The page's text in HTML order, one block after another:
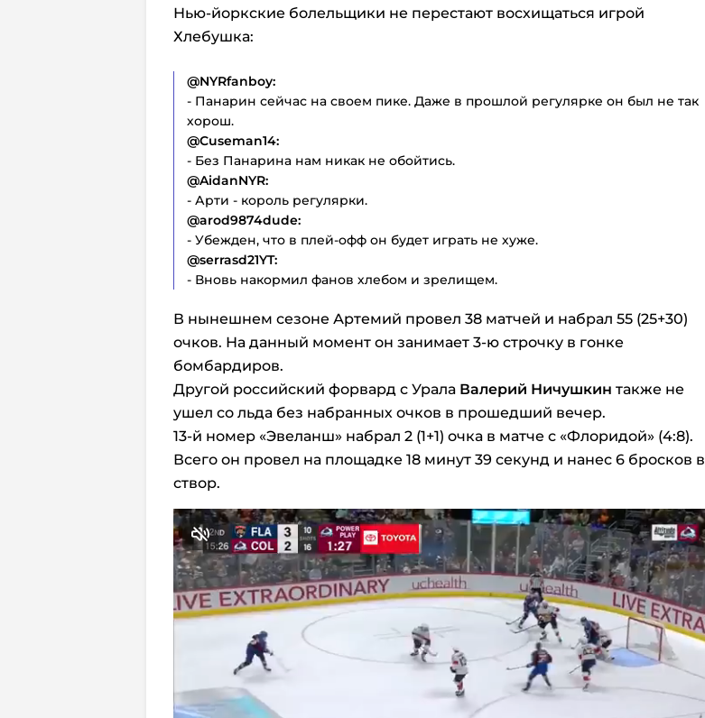
Нью-йоркские болельщики не перестают восхищаться игрой
Хлебушка:
@NYRfanboy:
- Панарин сейчас на своем пике. Даже в прошлой регулярке он был не так
хорош.
@Cuseman14:
- Без Панарина нам никак не обойтись.
@AidanNYR:
- Арти - король регулярки.
@arod9874dude:
- Убежден, что в плей-офф он будет играть не хуже.
@serrasd21YT:
- Вновь накормил фанов хлебом и зрелищем.
В нынешнем сезоне Артемий провел 38 матчей и набрал 55 (25+30)
очков. На данный момент он занимает 3-ю строчку в гонке
бомбардиров.
Другой российский форвард с Урала Валерий Ничушкин также не
ушел со льда без набранных очков в прошедший вечер.
13-й номер «Эвеланш» набрал 2 (1+1) очка в матче с «Флоридой» (4:8).
Всего он провел на площадке 18 минут 39 секунд и нанес 6 бросков в
створ.